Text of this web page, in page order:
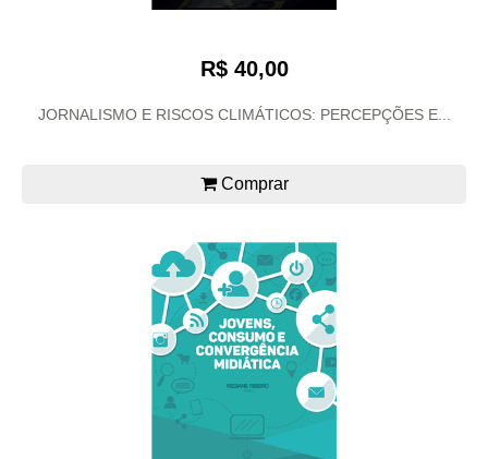
R$ 40,00
JORNALISMO E RISCOS CLIMÁTICOS: PERCEPÇÕES E...
Comprar